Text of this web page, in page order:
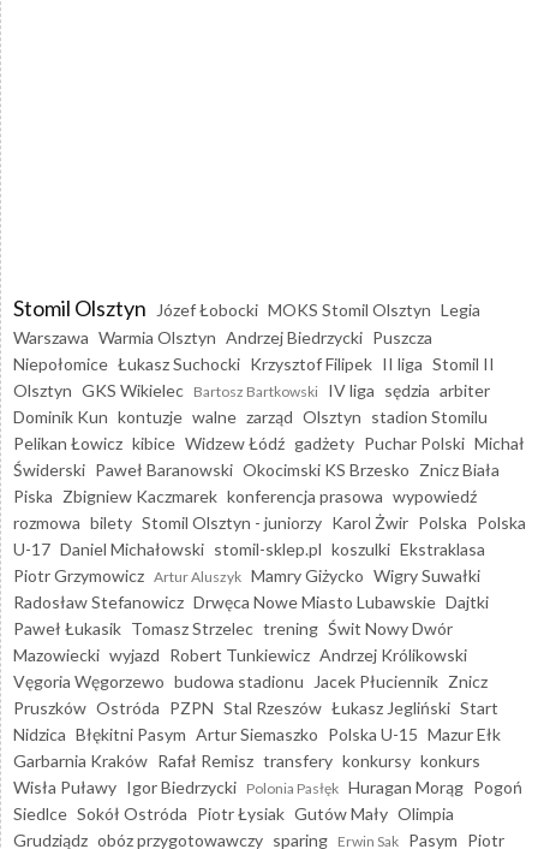
Stomil Olsztyn Józef Łobocki MOKS Stomil Olsztyn Legia
Warszawa Warmia Olsztyn Andrzej Biedrzycki Puszcza
Niepołomice Łukasz Suchocki Krzysztof Filipek II liga Stomil II
Olsztyn GKS Wikielec Bartosz Bartkowski IV liga sędzia arbiter
Dominik Kun kontuzje walne zarząd Olsztyn stadion Stomilu
Pelikan Łowicz kibice Widzew Łódź gadżety Puchar Polski Michał
Świderski Paweł Baranowski Okocimski KS Brzesko Znicz Biała
Piska Zbigniew Kaczmarek konferencja prasowa wypowiedź
rozmowa bilety Stomil Olsztyn - juniorzy Karol Żwir Polska Polska
U-17 Daniel Michałowski stomil-sklep.pl koszulki Ekstraklasa
Piotr Grzymowicz Artur Aluszyk Mamry Giżycko Wigry Suwałki
Radosław Stefanowicz Drwęca Nowe Miasto Lubawskie Dajtki
Paweł Łukasik Tomasz Strzelec trening Świt Nowy Dwór
Mazowiecki wyjazd Robert Tunkiewicz Andrzej Królikowski
Vęgoria Węgorzewo budowa stadionu Jacek Płuciennik Znicz
Pruszków Ostróda PZPN Stal Rzeszów Łukasz Jegliński Start
Nidzica Błękitni Pasym Artur Siemaszko Polska U-15 Mazur Ełk
Garbarnia Kraków Rafał Remisz transfery konkursy konkurs
Wisła Puławy Igor Biedrzycki Polonia Pasłęk Huragan Morąg Pogoń
Siedlce Sokół Ostróda Piotr Łysiak Gutów Mały Olimpia
Grudziądz obóz przygotowawczy sparing Erwin Sak Pasym Piotr